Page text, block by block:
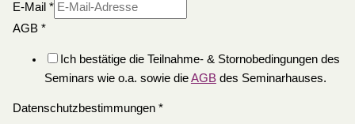
E-Mail *
AGB *
Ich bestätige die Teilnahme- & Stornobedingungen des
Seminars wie o.a. sowie dieAGBdes Seminarhauses.
Datenschutzbestimmungen *